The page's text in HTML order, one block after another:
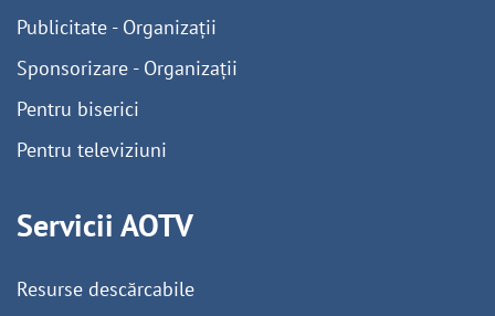
Publicitate - Organizații
Sponsorizare - Organizații
Pentru biserici
Pentru televiziuni
Servicii AOTV
Resurse descărcabile